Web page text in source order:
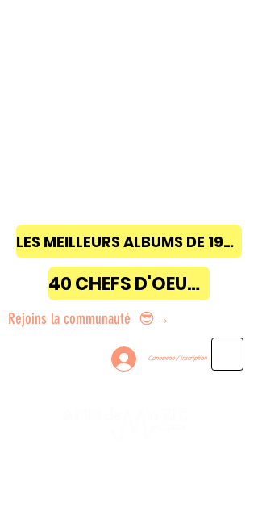
LES MEILLEURS ALBUMS DE 1968 à 2018
40 CHEFS D'OEUVRE
Rejoins la communauté 😎→
Connexion / Inscription